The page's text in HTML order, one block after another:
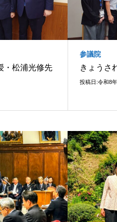
・松浦光修先
参議院
きょうさ
投稿日:令和8